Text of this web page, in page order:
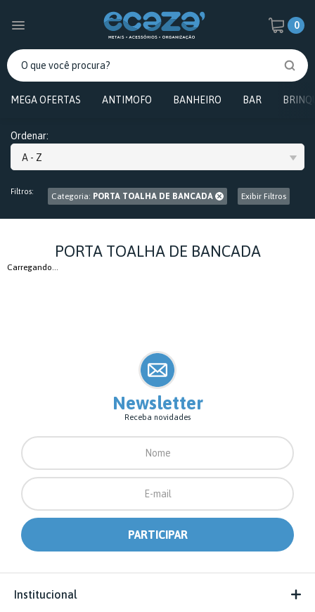
0
MEGA OFERTAS ANTIMOFO BANHEIRO BAR
Ordenar:
A - Z
Filtros: Categoria: PORTA TOALHA DE BANCADA Exibir Filtros
PORTA TOALHA DE BANCADA
Carregando...
Newsletter
Receba novidades
Institucional